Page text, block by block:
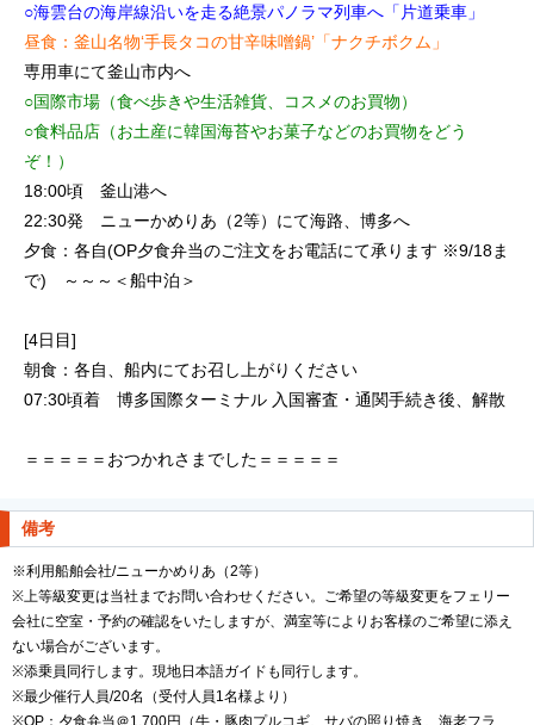
○海雲台の海岸線沿いを走る絶景パノラマ列車へ「片道乗車」
昼食：釜山名物‘手長タコの甘辛味噌鍋’「ナクチボクム」
専用車にて釜山市内へ
○国際市場（食べ歩きや生活雑貨、コスメのお買物）
○食料品店（お土産に韓国海苔やお菓子などのお買物をどう
ぞ！）
18:00頃 釜山港へ
22:30発 ニューかめりあ（2等）にて海路、博多へ
夕食：各自(OP夕食弁当のご注文をお電話にて承ります ※9/18ま
で) ～～～＜船中泊＞
[4日目]
朝食：各自、船内にてお召し上がりください
07:30頃着 博多国際ターミナル 入国審査・通関手続き後、解散
＝＝＝＝＝おつかれさまでした＝＝＝＝＝
備考
※利用船舶会社/ニューかめりあ（2等）
※上等級変更は当社までお問い合わせください。ご希望の等級変更をフェリー
会社に空室・予約の確認をいたしますが、満室等によりお客様のご希望に添え
ない場合がございます。
※添乗員同行します。現地日本語ガイドも同行します。
※最少催行人員/20名（受付人員1名様より）
※OP：夕食弁当＠1,700円（牛・豚肉プルコギ、サバの照り焼き、海老フラ